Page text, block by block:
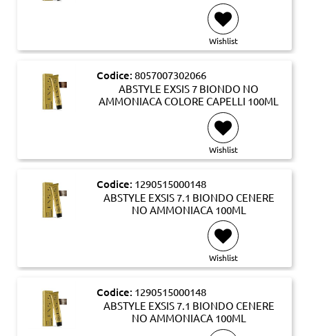
Wishlist
Codice: 8057007302066
ABSTYLE EXSIS 7 BIONDO NO
AMMONIACA COLORE CAPELLI 100ML
Wishlist
Codice: 1290515000148
ABSTYLE EXSIS 7.1 BIONDO CENERE
NO AMMONIACA 100ML
Wishlist
Codice: 1290515000148
ABSTYLE EXSIS 7.1 BIONDO CENERE
NO AMMONIACA 100ML